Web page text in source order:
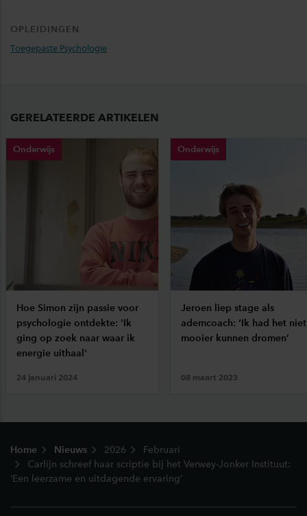
OPLEIDINGEN
Toegepaste Psychologie
GERELATEERDE ARTIKELEN
Onderwijs
Hoe Simon zijn passie voor
psychologie ontdekte: 'Ik
ging op zoek naar waar ik
energie uithaal'
24 januari 2024
Onderwijs
Jeroen liep stage als
ademcoach: ‘Ik had het niet
mooier kunnen dromen’
08 maart 2023
Home Nieuws 2026
Februari
Carlijn schreef haar scriptie bij het Verwey-Jonker Instituut:
‘Een leerzame en uitdagende ervaring’